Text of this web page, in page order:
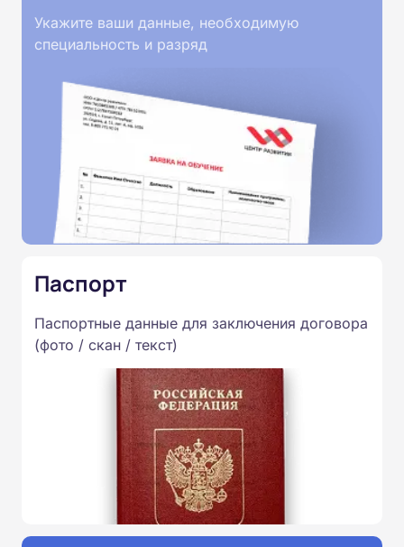
Укажите ваши данные, необходимую
специальность и разряд
Паспорт
Паспортные данные для заключения договора
(фото / скан / текст)